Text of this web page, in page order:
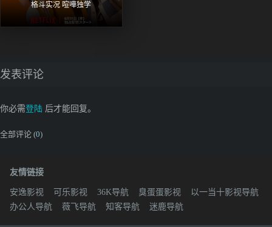
格斗实况 喧嘩独学
发表评论
你必需登陆 后才能回复。
全部评论 (0)
友情链接
安逸影视 可乐影视 36K导航 臭蛋蛋影视
以一当十影视导航
办公人导航
薇飞导航 知客导航 迷鹿导航